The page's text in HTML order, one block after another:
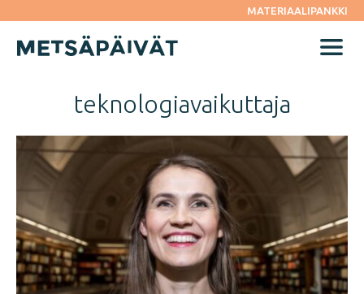
suoraan
MATERIAALIPANKKI
Menu
teknologiavaikuttaja